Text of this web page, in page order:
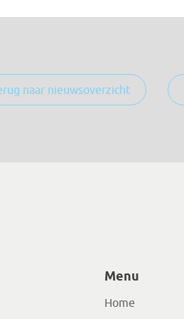
naar nieuwsoverzicht
Menu
Home